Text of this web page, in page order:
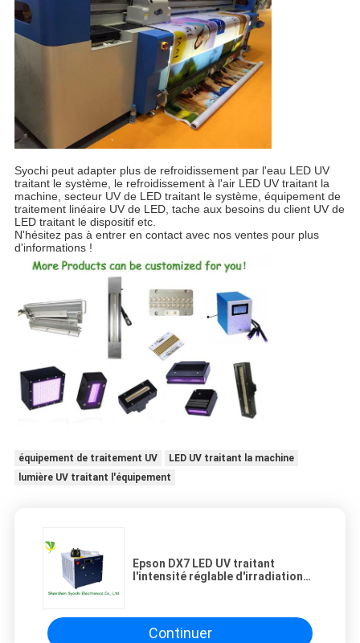
Syochi peut adapter plus de refroidissement par l'eau LED UV
traitant le système, le refroidissement à l'air LED UV traitant la
machine, secteur UV de LED traitant le système, équipement de
traitement linéaire UV de LED, tache aux besoins du client UV de
LED traitant le dispositif etc.
N'hésitez pas à entrer en contact avec nos ventes pour plus
d'informations !
équipement de traitement UV
LED UV traitant la machine
lumière UV traitant l'équipement
Epson DX7 LED UV traitant
l'intensité réglable d'irradiation
Continuer